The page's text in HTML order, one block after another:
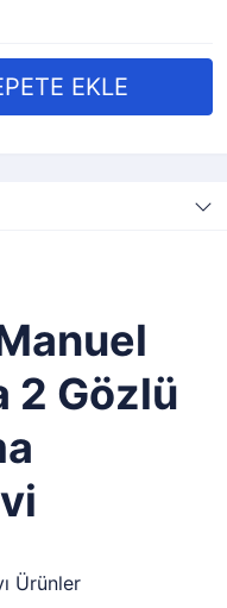
2 Gözlü
Ürünler